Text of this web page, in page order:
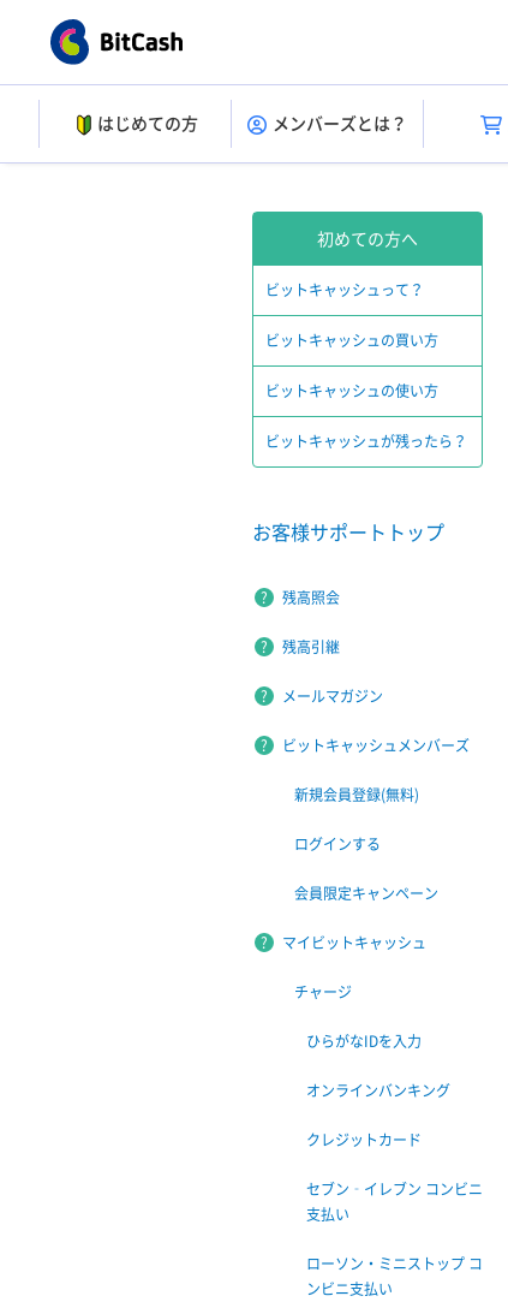
はじめての方 メンバーズとは？
初めての方へ
ビットキャッシュって？
ビットキャッシュの買い方
ビットキャッシュの使い方
ビットキャッシュが残ったら？
お客様サポートトップ
残高照会
残高引継
メールマガジン
ビットキャッシュメンバーズ
新規会員登録(無料)
ログインする
会員限定キャンペーン
マイビットキャッシュ
チャージ
ひらがなIDを入力
オンラインバンキング
クレジットカード
セブン‐イレブン コンビニ
支払い
ローソン・ミニストップ コ
ンビニ支払い